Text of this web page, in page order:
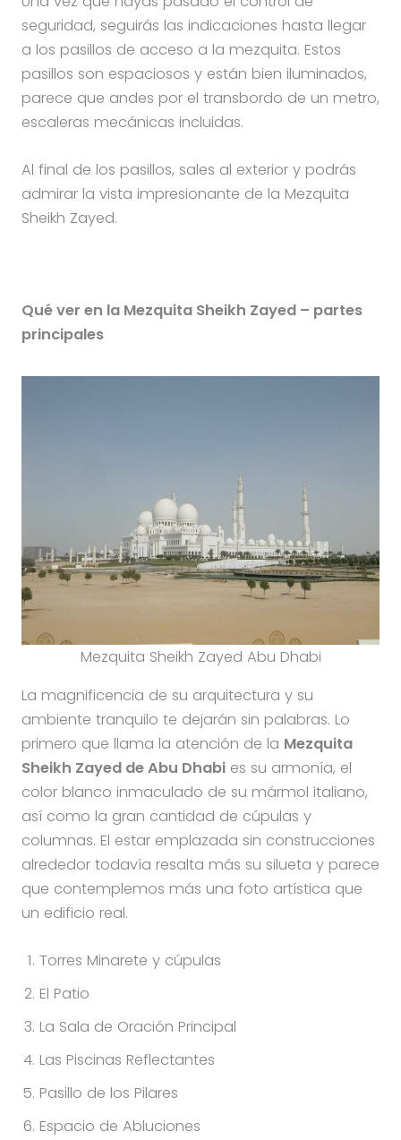
seguridad, seguirás las indicaciones hasta llegar
a los pasillos de acceso a la mezquita. Estos
pasillos son espaciosos y están bien iluminados,
parece que andes por el transbordo de un metro,
escaleras mecánicas incluidas.
Al final de los pasillos, sales al exterior y podrás
admirar la vista impresionante de la Mezquita
Sheikh Zayed.
Qué ver en la Mezquita Sheikh Zayed – partes
principales
Mezquita Sheikh Zayed Abu Dhabi
La magnificencia de su arquitectura y su
ambiente tranquilo te dejarán sin palabras. Lo
primero que llama la atención de la Mezquita
Sheikh Zayed de Abu Dhabies su armonía, el
color blanco inmaculado de su mármol italiano,
así como la gran cantidad de cúpulas y
columnas. El estar emplazada sin construcciones
alrededor todavía resalta más su silueta y parece
que contemplemos más una foto artística que
un edificio real.
Torres Minarete y cúpulas
El Patio
La Sala de Oración Principal
Las Piscinas Reflectantes
Pasillo de los Pilares
Espacio de Abluciones